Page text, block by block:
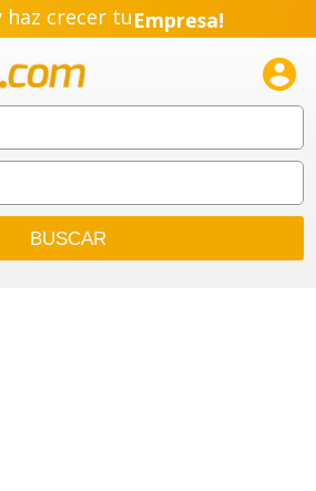
haz crecer tuEmpresa!
Pyme!
Emprendimiento!
